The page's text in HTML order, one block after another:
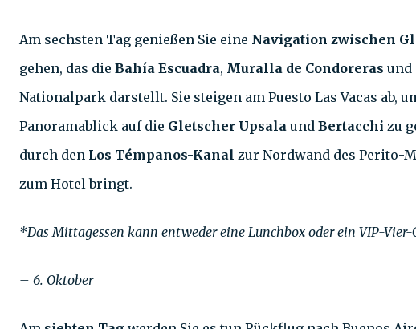
Am sechsten Tag genießen Sie eine Navigation zwischen
gehen, das die Bahía Escuadra, Muralla de Condoreras und
Nationalpark darstellt. Sie steigen am Puesto Las Vacas ab,
Panoramablick auf die Gletscher Upsala und Bertacchi zu
durch den Los Témpanos-Kanal zur Nordwand des Perito-
zum Hotel bringt.
*Das Mittagessen kann entweder eine Lunchbox oder ein VIP-Vier-
– 6. Oktober